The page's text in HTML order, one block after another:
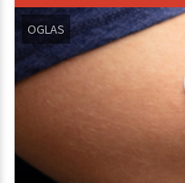
OGLAS